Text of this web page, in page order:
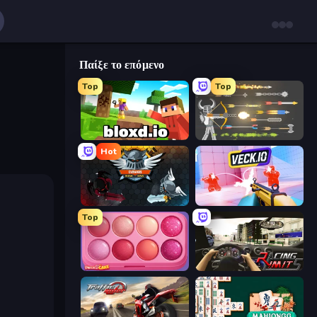
Παίξε το επόμενο
Top
Bloxd.io
Top
Ragdoll Archers
Hot
EvoWars.io Veck.io
Top
Piece of Cake: Merge and Bake Racing Limits